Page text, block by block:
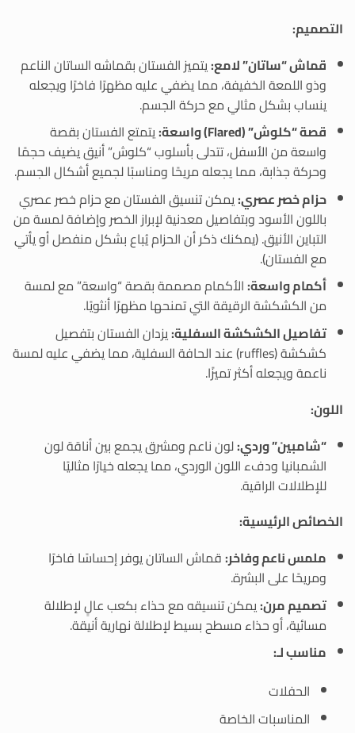
التصميم:
قماش “ساتان” لامع:يتميز الفستان بقماشه الساتان الناعم
وذو اللمعة الخفيفة، مما يضفي عليه مظهرًا فاخرًا ويجعله
ينساب بشكل مثالي مع حركة الجسم.
قصة “كلوش” (Flared) واسعة:
يتمتع الفستان بقصة
واسعة من الأسفل، تتدلى بأسلوب “كلوش” أنيق يضيف حجمًا
وحركة جذابة، مما يجعله مريحًا ومناسبًا لجميع أشكال الجسم.
حزام خصر عصري:يمكن تنسيق الفستان مع حزام خصر عصري
باللون الأسود وبتفاصيل معدنية لإبراز الخصر وإضافة لمسة من
التباين الأنيق. (يمكنك ذكر أن الحزام يُباع بشكل منفصل أو يأتي
مع الفستان).
أكمام واسعة:الأكمام مصممة بقصة “واسعة” مع لمسة
من الكشكشة الرقيقة التي تمنحها مظهرًا أنثويًا.
تفاصيل الكشكشة السفلية:يزدان الفستان بتفصيل
كشكشة (ruffles) عند الحافة السفلية، مما يضفي عليه لمسة
ناعمة ويجعله أكثر تميزًا.
اللون:
“شامبين” وردي:لون ناعم ومشرق يجمع بين أناقة لون
الشمبانيا ودفء اللون الوردي، مما يجعله خيارًا مثاليًا
للإطلالات الراقية.
الخصائص الرئيسية:
ملمس ناعم وفاخر:قماش الساتان يوفر إحساسًا فاخرًا
ومريحًا على البشرة.
تصميم مرن:يمكن تنسيقه مع حذاء بكعب عالٍ لإطلالة
مسائية، أو حذاء مسطح بسيط لإطلالة نهارية أنيقة.
مناسب لـ:
الحفلات
المناسبات الخاصة